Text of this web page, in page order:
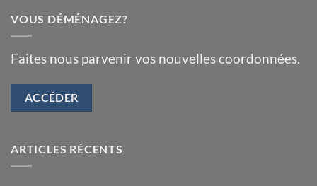
VOUS DÉMÉNAGEZ?
Faites nous parvenir vos nouvelles coordonnées.
ACCÉDER
ARTICLES RÉCENTS